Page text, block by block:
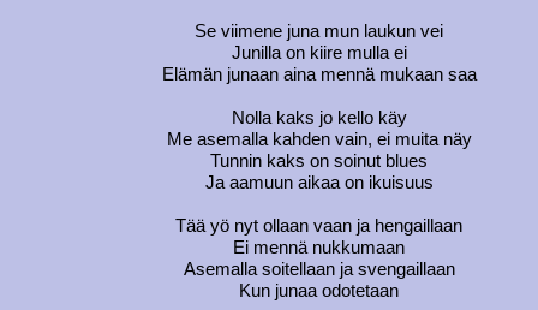
Se viimene juna mun laukun vei
Junilla on kiire mulla ei
Elämän junaan aina mennä mukaan saa
Nolla kaks jo kello käy
Me asemalla kahden vain, ei muita näy
Tunnin kaks on soinut blues
Ja aamuun aikaa on ikuisuus
Tää yö nyt ollaan vaan ja hengaillaan
Ei mennä nukkumaan
Asemalla soitellaan ja svengaillaan
Kun junaa odotetaan